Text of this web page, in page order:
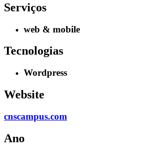
Serviços
web & mobile
Tecnologias
Wordpress
Website
cnscampus.com
Ano